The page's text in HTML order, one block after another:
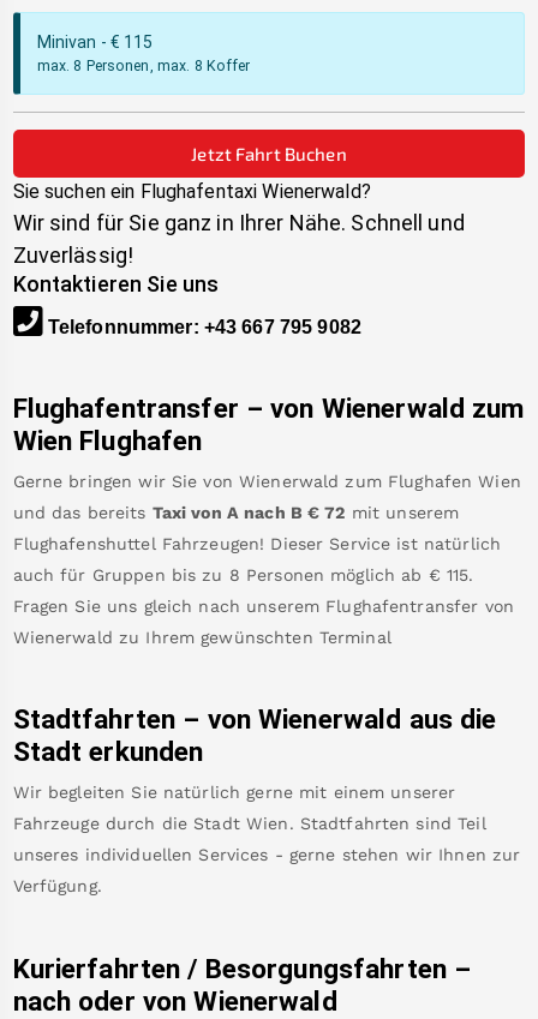
Minivan - € 115
max. 8 Personen, max. 8 Koffer
Jetzt Fahrt Buchen
Sie suchen ein Flughafentaxi Wienerwald?
Wir sind für Sie ganz in Ihrer Nähe. Schnell und
Zuverlässig!
Kontaktieren Sie uns
Telefonnummer: +43 667 795 9082
Flughafentransfer – von Wienerwald zum
Wien Flughafen
Gerne bringen wir Sie von Wienerwald zum Flughafen Wien
und das bereits Taxi von A nach B €72 mit unserem
Flughafenshuttel Fahrzeugen! Dieser Service ist natürlich
auch für Gruppen bis zu 8 Personen möglich ab € 115.
Fragen Sie uns gleich nach unserem Flughafentransfer von
Wienerwald zu Ihrem gewünschten Terminal
Stadtfahrten – von Wienerwald aus die
Stadt erkunden
Wir begleiten Sie natürlich gerne mit einem unserer
Fahrzeuge durch die Stadt Wien. Stadtfahrten sind Teil
unseres individuellen Services - gerne stehen wir Ihnen zur
Verfügung.
Kurierfahrten / Besorgungsfahrten –
nach oder von Wienerwald